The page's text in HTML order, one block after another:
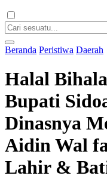
Beranda Peristiwa Daerah
Halal
Bupati
Dinasnya
Aidin Wal
Lahir &